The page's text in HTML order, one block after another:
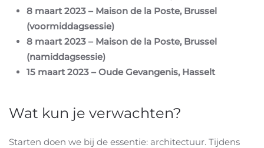
8 maart 2023 – Maison de la Poste, Brussel
(voormiddagsessie)
8 maart 2023 – Maison de la Poste, Brussel
(namiddagsessie)
15 maart 2023 – Oude Gevangenis, Hasselt
Wat kun je verwachten?
Starten doen we bij de essentie: architectuur. Tijdens